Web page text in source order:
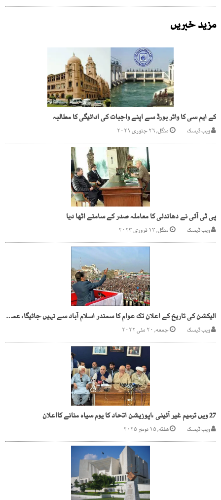
مزید خبریں
کے ایم سی کا واٹر بورڈ سے اپنے واجبات کی ادائیگی کا مطالبہ
ویب ڈیسک منگل, ۲۶ جنوری ۲۰۲۱
پی ٹی آئی نے دھاندلی کا معاملہ صدر کے سامنے اٹھا دیا
ویب ڈیسک منگل, ۱۳ فروری ۲۰۲۴
الیکشن کی تاریخ کے اعلان تک عوام کا سمندر اسلام آباد سے نہیں جائیگا، عمران خان
ویب ڈیسک جمعه, ۲۰ مئی ۲۰۲۲
27 ویں ترمیم غیر آئینی ،اپوزیشن اتحاد کا یوم سیاہ منانے کااعلان
ویب ڈیسک هفته, ۱۵ نومبر ۲۰۲۵